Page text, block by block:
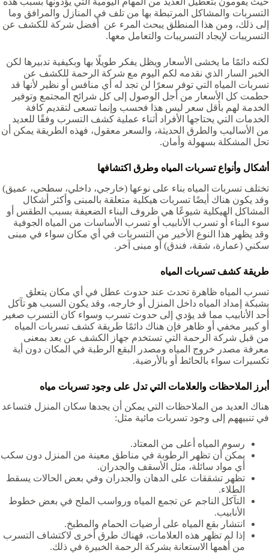
التسربات والمشاكل المرتبطة بها من تلف في المنازل والمرافق وما
إلى ذلك، ومن هذا المنطلق يبحث المرء عن أفضل شركة للكشف عن
التسريبات لإيجاد التسريبات والتعامل معها.
لكنه دائمًا ما يخشى الأسعار ويظل يفكر طويلًا بها وبكيفية تدبيرها لكن
الخبر السار الذي نقدمه لكم اليوم مع شركة الرحمة للكشف عن
تسربات المياه التي توفر سعرًا لن تجد له أي منافس أو نظير لأنها قد
حطمت كل الأسعار من أجل الوصول إلى كل شرائح المجتمع وتوفير
الخدمة لهم بأقل سعر ليس هذا فحسب وإنما تسعى لتقديم كافة
الخدمات التي يحتاجها الأفراد أثناء عملية كشف التسرب وفقًا للعديد
من الأساليب والطرق الحديثة، والسعر معقول، فهذه الطريقة يمكن أن
تحل المشكلة بسهولة وأمان.
أشكال وأنواع تسربات المياه وطرق اكتشافها
تختلف تسربات المياه بناء على نوعها (خارجي، داخلي، سطحي، عميق)
وقد يكون هناك أيضًا تسربات هيكلية متعلقة بالمبنى وأكثر أشكال
المشاكل الهيكلية شيوعًا هي ظروف البناء الضعيفة بسبب الطقس أو
سوء البناء أو تسرب الأنابيب أو تسرب الأساسات من المياه الجوفية
وقد يظهر هذا النوع الأخير من التسربات في أي مكان سواء في مبنى
سكني (عمارة، شقة، فندق) أو مبنى آخر.
طريقة كشف تسربات المياه
تسرب المياه ظاهرة تحدث عند حدوث عطل في أي مكان يتعلق
بشبكة إمداد المياه داخل المنزل أو خارجه، وقد يكون السبب هو تآكل
أحد الأنابيب مما قد يؤدي إلى حدوث تسرب وسواء كان التسرب صغير
أو كبير مخفي أو ظاهر فإن هناك دائمًا طريقة كشف تسربات المياه
من قبل شركة الرحمة التي تستخدم جهاز الكشف عن بعد بمعنى
معرفة مصدر خروج المياه ومصدر البقع الرطبة في المكان دون أية
تكسيرات سواء بالحائط أو بالأرضية.
أبرز الملاحظات والعلامات التي تدل على وجود تسربات مياه
هناك العديد من الملاحظات التي يمكن أن يجدها سكان المنزل فتساعد
في تنبيههم إلى وجود تسربات مائية مثل:
رسوم المياه أعلى من المعتاد.
يمكن أن تظهر الرطوبة في مناطق معينة من المنزل دون سكب
أي مواد سائلة، مثل الأسقف والجدران.
تظهر تشققات على الدهان والجدران وفي بعض الحالات يسقط
الطلاء.
التآكل الناجم عن تجمع المياه ورواسب الملح في بعض خطوط
الأنابيب.
انتشار بقع المياه على أرضيات الحمام والمطبخ.
إذا لم تظهر هذه العلامات، فهناك طرق أخرى لاكتشاف التسرب
من أهمها الاستعانة بشركة الرحمة الخبيرة في ذلك.